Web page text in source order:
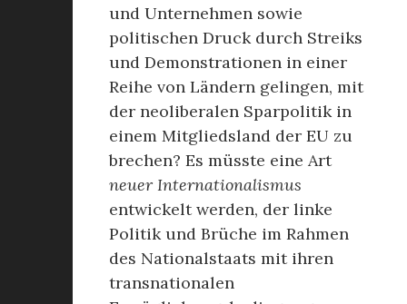
und Unternehmen sowie
politischen Druck durch Streiks
und Demonstrationen in einer
Reihe von Ländern gelingen, mit
der neoliberalen Sparpolitik in
einem Mitgliedsland der EU zu
brechen? Es müsste eine Art
neuer Internationalismus
entwickelt werden, der linke
Politik und Brüche im Rahmen
des Nationalstaats mit ihren
transnationalen